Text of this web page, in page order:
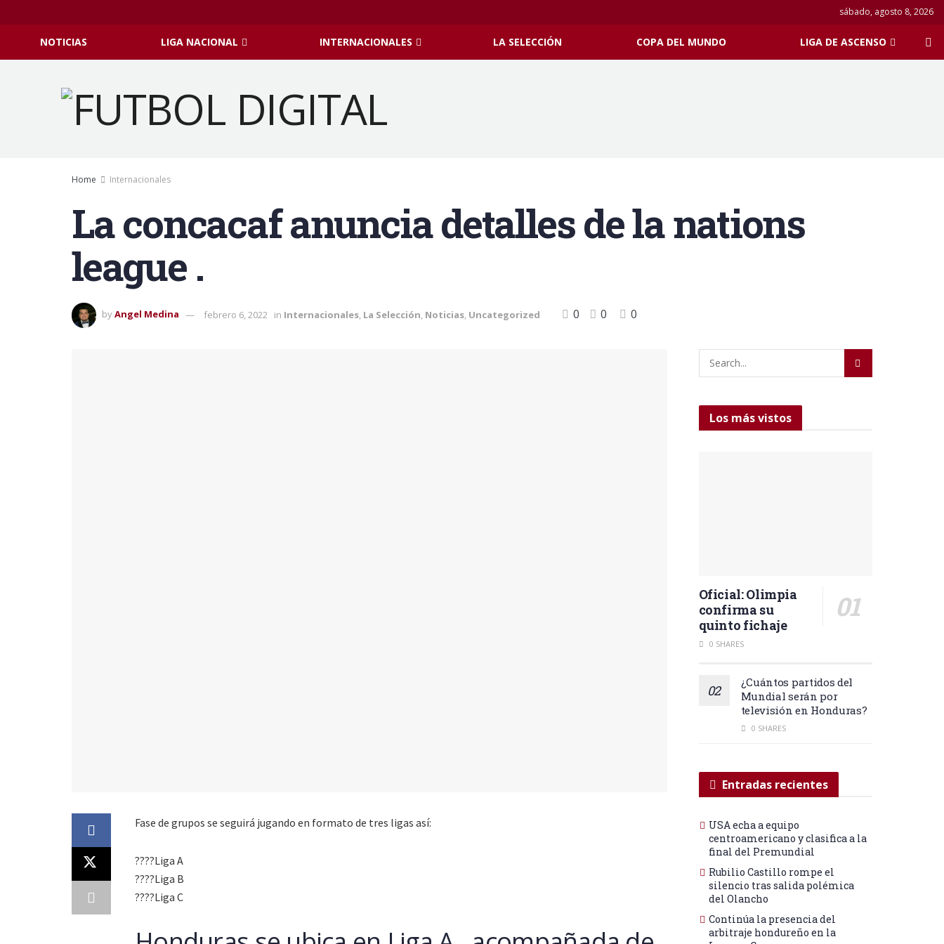
sábado, agosto 8, 2026
NOTICIAS LIGA NACIONAL INTERNACIONALES LA SELECCIÓN COPA DEL MUNDO LIGA DE ASCENSO
Home Internacionales
La concacaf anuncia detalles de la nations
league .
byAngel Medina febrero 6, 2022 in Internacionales La Selección Noticias Uncategorized 0 0 0
Fase de grupos se seguirá jugando en formato de tres ligas así:
????️Liga A
????️Liga B
????️Liga C
Los más vistos
Oficial: Olimpia
confirma su
quinto fichaje
0 SHARES
¿Cuántos partidos del
Mundial serán por
televisión en Honduras?
0 SHARES
Entradas recientes
USA echa a equipo
centroamericano y clasifica a la
final del Premundial
Rubilio Castillo rompe el
silencio tras salida polémica
del Olancho
Continúa la presencia del
arbitraje hondureño en la